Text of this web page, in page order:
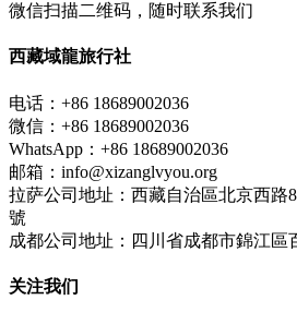
微信扫描二维码，随时联系我们
西藏域龍旅行社
电话：+86 18689002036
微信：+86 18689002036
WhatsApp：+86 18689002036
邮箱：info@xizanglvyou.org
拉萨公司地址：西藏自治區北京西路
號
成都公司地址：四川省成都市錦江區
关注我们